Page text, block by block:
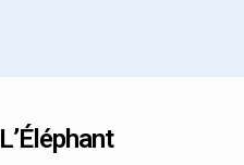
L’Éléphant